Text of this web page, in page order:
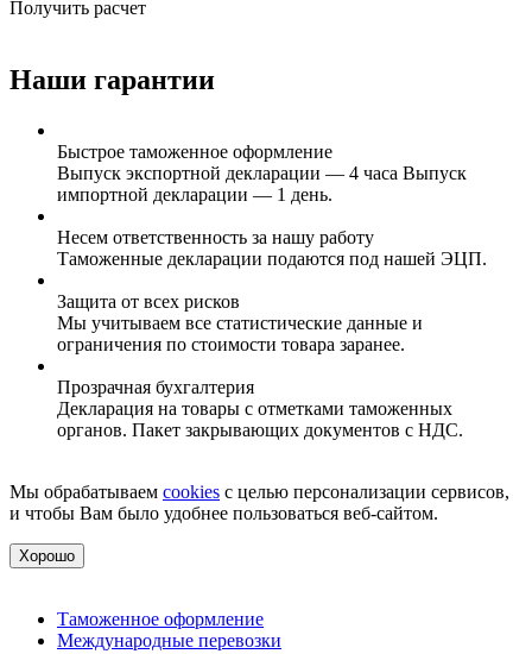
Получить расчет
Наши гарантии
Быстрое таможенное оформление
Выпуск экспортной декларации — 4 часа Выпуск
импортной декларации — 1 день.
Несем ответственность за нашу работу
Таможенные декларации подаются под нашей ЭЦП.
Защита от всех рисков
Мы учитываем все статистические данные и
ограничения по стоимости товара заранее.
Прозрачная бухгалтерия
Декларация на товары с отметками таможенных
органов. Пакет закрывающих документов с НДС.
Мы обрабатываем cookies с целью персонализации сервисов,
и чтобы Вам было удобнее пользоваться веб-сайтом.
Хорошо
Таможенное оформление
Международные перевозки